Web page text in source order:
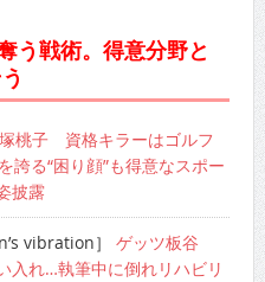
う戦術。得意分野と
桃子 資格キラーはゴルフ
誇る“困り顔”も得意なスポー
披露
vibration］ ゲッツ板谷
入れ…執筆中に倒れリハビリ